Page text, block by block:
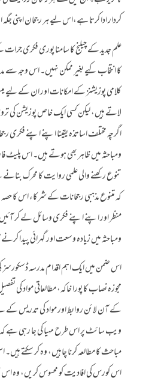
کردار ادا کرتا ہے،اس لیے ہر رجحان اپنی
علم جدید کے چیلنج کا سامنا پوری فکری
کا انتخاب کیے بغیر ممکن نہیں۔ اس وجہ سے
کلامی پوزیشنز کے امکانات اور ان کے لیے
لاتے ہیں، لیکن کسی ایک خاص پوزیشن کی
اگرچہ مختلف اساتذہ یقینا اپنے اپنے فکری
ومباحثہ میں ظاہر بھی ہوتے ہیں۔ اس پلیٹ
تنوع رکھنے والی علمی روایت کا محرک
کہ متنوع مذہبی رجحانات کے شرکاء اس کا حصہ
منظر اور اپنے اپنے فکری وسائل لے کر
ومباحثہ میں زیادہ وسعت اور گہرائی پیدا
اس ضمن میں ایک اہم اقدام مدرسہ ڈسکورسز
مجوزہ نصاب کا پورا خاکہ، مطالعاتی مواد کی
کے آن لائن روابط اور مواد کی تدریس کے
ویب سائٹ پر اس طرح مہیا کی جا رہی ہے
مباحث کا مطالعہ کرنا چاہیں، وہ کر سکتے
اس کورس کی افادیت کو محسوس کریں، وہ اس